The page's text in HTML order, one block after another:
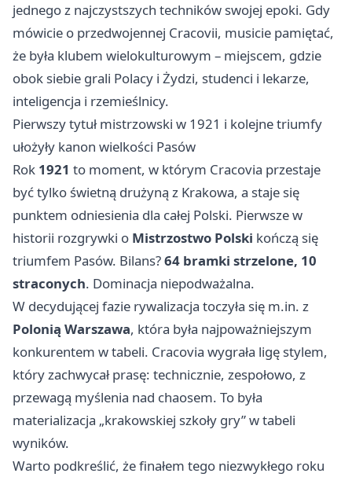
jednego z najczystszych techników swojej epoki. Gdy
mówicie o przedwojennej Cracovii, musicie pamiętać,
że była klubem wielokulturowym – miejscem, gdzie
obok siebie grali Polacy i Żydzi, studenci i lekarze,
inteligencja i rzemieślnicy.
Pierwszy tytuł mistrzowski w 1921 i kolejne triumfy
ułożyły kanon wielkości Pasów
Rok 1921 to moment, w którym Cracovia przestaje
być tylko świetną drużyną z Krakowa, a staje się
punktem odniesienia dla całej Polski. Pierwsze w
historii rozgrywki o Mistrzostwo Polski kończą się
triumfem Pasów. Bilans?64 bramki strzelone, 10
straconych. Dominacja niepodważalna.
W decydującej fazie rywalizacja toczyła się m.in. z
Polonią Warszawa, która była najpoważniejszym
konkurentem w tabeli. Cracovia wygrała ligę stylem,
który zachwycał prasę: technicznie, zespołowo, z
przewagą myślenia nad chaosem. To była
materializacja „krakowskiej szkoły gry” w tabeli
wyników.
Warto podkreślić, że finałem tego niezwykłego roku